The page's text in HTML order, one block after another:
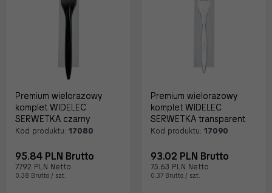
Premium wielorazowy
komplet WIDELEC
SERWETKA czarny
Kod produktu: 17080
95.84 PLN Brutto
77.92 PLN Netto
0.38 Brutto / szt.
Premium wielorazowy
komplet WIDELEC
SERWETKA transparent
Kod produktu: 17090
93.02 PLN Brutto
75.63 PLN Netto
0.37 Brutto / szt.